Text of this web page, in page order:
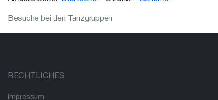
Besuche bei den Tanzgruppen
RECHTLICHES
Impressum